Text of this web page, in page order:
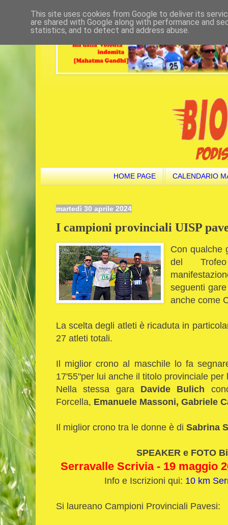
HOME PAGE CALENDARIO
martedì 30 aprile 2024
I campioni provinciali UISP
Con qualche
del
seguenti
anche come
La scelta degli atleti è ricaduta in
27 atleti totali.
Il miglior crono al maschile lo fa
17'55"per lui anche il titolo provinciale
Nella stessa gara Davide Bulich
Forcella, Emanuele Massoni, Gabriele
Il miglior crono tra le donne è di Sabrina
SPEAKER e FOTO
Serravalle Scrivia - 19 maggio
Info e Iscrizioni qui: 10 km
Si laureano Campioni Provinciali Pavesi:
This site uses cookies from Google to deliver its
are shared with Google along with performance and
statistics, and to detect and address abuse.